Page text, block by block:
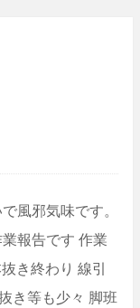
風邪気味です。
報告です 作業
き終わり 線引
き等も少々 脚班